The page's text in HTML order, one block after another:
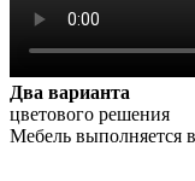
Два варианта
цветового решения
Мебель выполняется